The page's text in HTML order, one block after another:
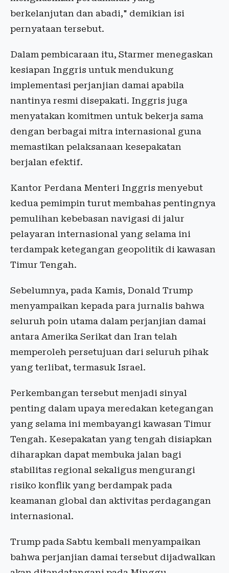
berkelanjutan dan abadi," demikian isi
pernyataan tersebut.
Dalam pembicaraan itu, Starmer menegaskan
kesiapan Inggris untuk mendukung
implementasi perjanjian damai apabila
nantinya resmi disepakati. Inggris juga
menyatakan komitmen untuk bekerja sama
dengan berbagai mitra internasional guna
memastikan pelaksanaan kesepakatan
berjalan efektif.
Kantor Perdana Menteri Inggris menyebut
kedua pemimpin turut membahas pentingnya
pemulihan kebebasan navigasi di jalur
pelayaran internasional yang selama ini
terdampak ketegangan geopolitik di kawasan
Timur Tengah.
Sebelumnya, pada Kamis, Donald Trump
menyampaikan kepada para jurnalis bahwa
seluruh poin utama dalam perjanjian damai
antara Amerika Serikat dan Iran telah
memperoleh persetujuan dari seluruh pihak
yang terlibat, termasuk Israel.
Perkembangan tersebut menjadi sinyal
penting dalam upaya meredakan ketegangan
yang selama ini membayangi kawasan Timur
Tengah. Kesepakatan yang tengah disiapkan
diharapkan dapat membuka jalan bagi
stabilitas regional sekaligus mengurangi
risiko konflik yang berdampak pada
keamanan global dan aktivitas perdagangan
internasional.
Trump pada Sabtu kembali menyampaikan
bahwa perjanjian damai tersebut dijadwalkan